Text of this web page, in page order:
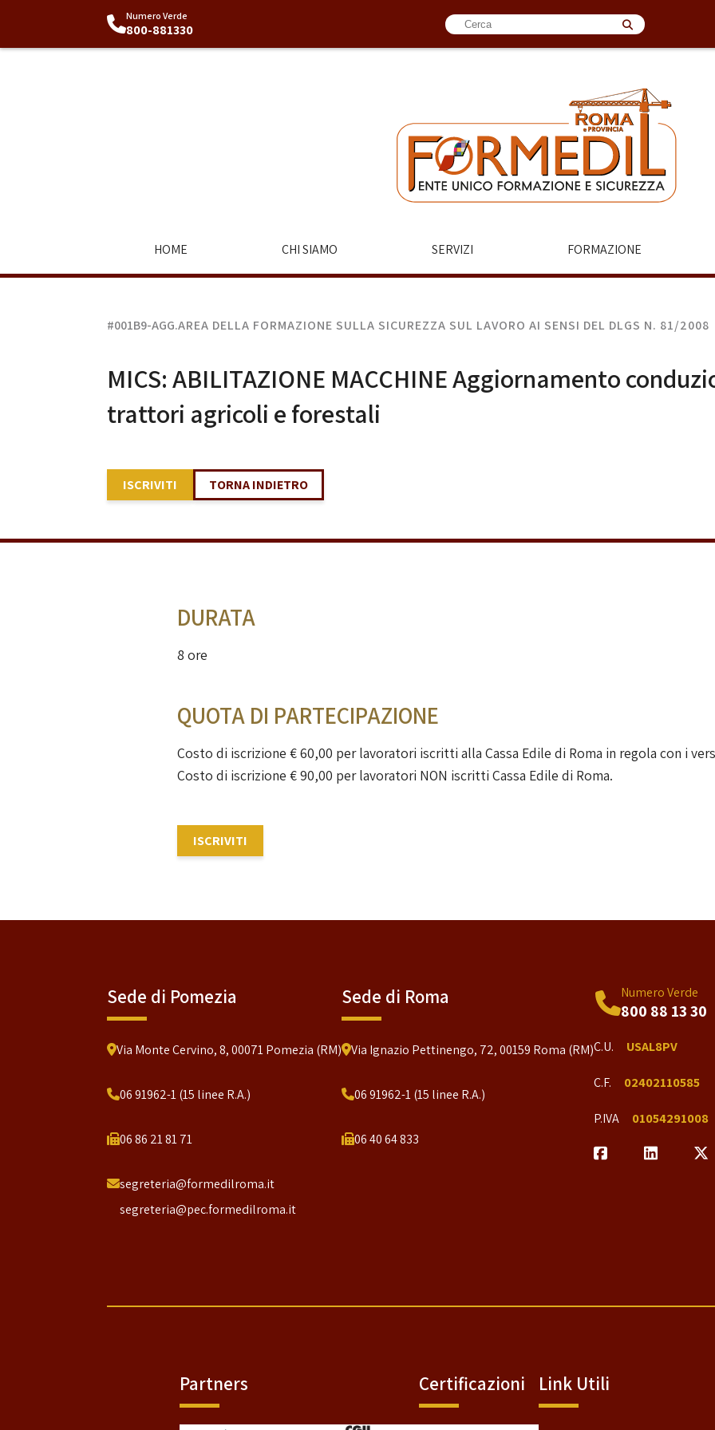
Numero Verde
800-881330
HOME CHI SIAMO SERVIZI FORMAZIONE
#001B9-AGG.AREA DELLA FORMAZIONE SULLA SICUREZZA SUL LAVORO AI SENSI DEL DLGS N. 81/2008
MICS: ABILITAZIONE MACCHINE Aggiornamento
trattori agricoli e forestali
ISCRIVITI TORNA INDIETRO
DURATA
8 ore
QUOTA DI PARTECIPAZIONE
Costo di iscrizione € 60,00 per lavoratori iscritti alla Cassa Edile di Roma in regola con i
Costo di iscrizione € 90,00 per lavoratori NON iscritti Cassa Edile di Roma.
ISCRIVITI
Sede di Pomezia
Via Monte Cervino, 8, 00071 Pomezia (RM)
06 91962-1 (15 linee R.A.)
06 86 21 81 71
segreteria@formedilroma.it
segreteria@pec.formedilroma.it
Sede di Roma
Via Ignazio Pettinengo, 72, 00159 Roma (RM)
06 91962-1 (15 linee R.A.)
06 40 64 833
Numero Verde
800 88 13 30
C.U. USAL8PV
C.F. 02402110585
P.IVA 01054291008
Partners Certificazioni Link Utili